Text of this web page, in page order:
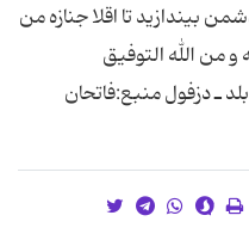
بیندازید تا اقلا جنازه من
و من الله التوفیق